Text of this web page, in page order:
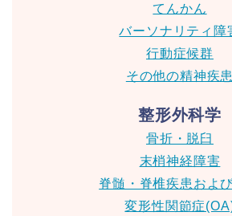
てんかん
バーソナリティ障
行動症候群
その他の精神疾患
整形外科学
骨折・脱臼
末梢神経障害
脊髄・脊椎疾患およ
変形性関節症